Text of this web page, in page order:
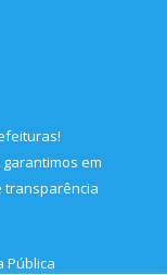
!
em
transparência
Pública